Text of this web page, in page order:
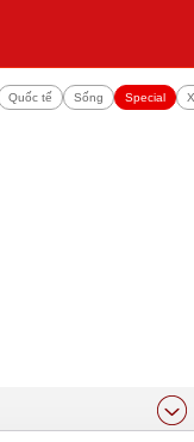
Quốc tế Sống Special